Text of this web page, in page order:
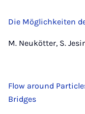
Die Möglichkeiten
M. Neukötter, S.
Flow around
Bridges